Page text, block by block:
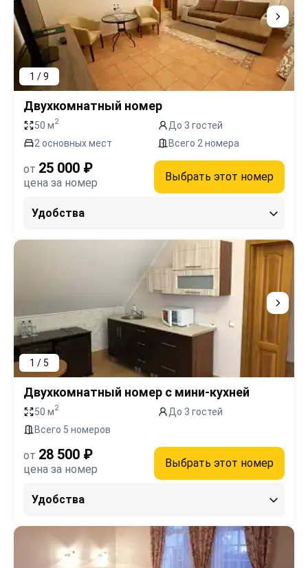
1 / 9
Двухкомнатный номер
50 м2
До 3 гостей
2 основных мест
Всего 2 номера
от 25 000 ₽
цена за номер Выбрать этот номер
Удобства
1 / 5
Двухкомнатный номер с мини-кухней
50 м2
До 3 гостей
Всего 5 номеров
от 28 500 ₽
цена за номер Выбрать этот номер
Удобства